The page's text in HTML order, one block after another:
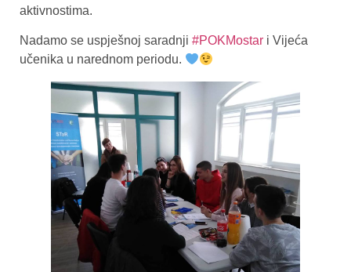
aktivnostima.
Nadamo se uspješnoj saradnji #POKMostar i Vijeća
učenika u narednom periodu.